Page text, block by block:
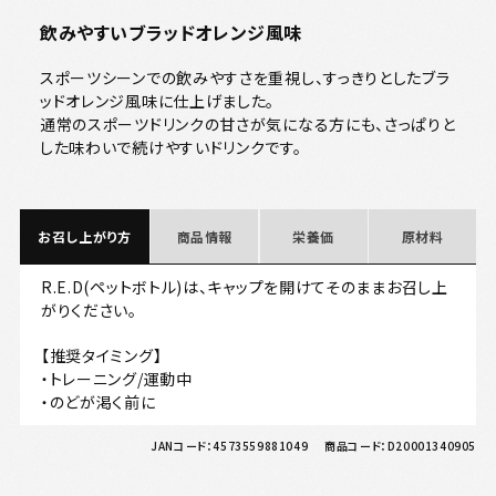
飲みやすいブラッドオレンジ風味
スポーツシーンでの飲みやすさを重視し、すっきりとしたブラ
ッドオレンジ風味に仕上げました。
通常のスポーツドリンクの甘さが気になる方にも、さっぱりと
した味わいで続けやすいドリンクです。
お召し上がり方 商品情報 栄養価 原材料
R.E.D(ペットボトル)は、キャップを開けてそのままお召し上
がりください。
【推奨タイミング】
・トレーニング/運動中
・のどが渇く前に
JANコード：4573559881049 商品コード： D20001340905